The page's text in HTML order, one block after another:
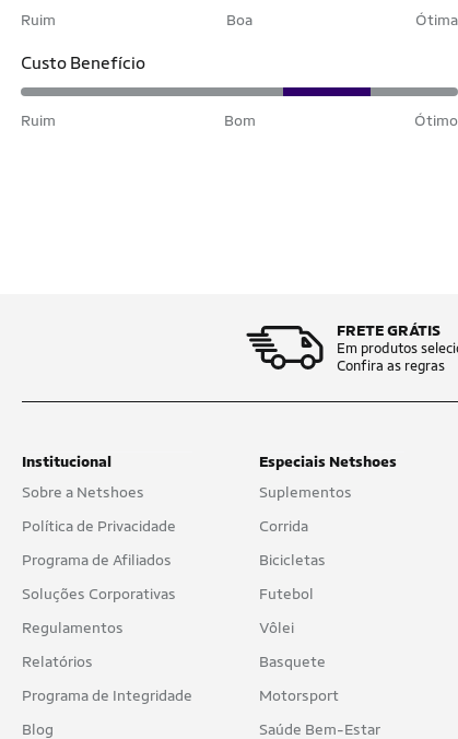
Ruim Boa Ótima
Custo Benefício
Ruim Bom Ótimo
FRETE GRÁTIS
Em produtos
Confira as regras
Institucional
Sobre a Netshoes
Política de Privacidade
Programa de Afiliados
Soluções Corporativas
Regulamentos
Relatórios
Programa de Integridade
Blog
Especiais Netshoes
Suplementos
Corrida
Bicicletas
Futebol
Vôlei
Basquete
Motorsport
Saúde Bem-Estar